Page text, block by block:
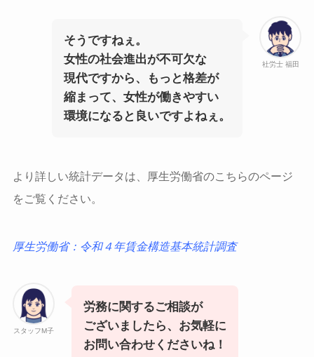
社労士 福田
そうですねぇ。
女性の社会進出が不可欠な
現代ですから、もっと格差が
縮まって、女性が働きやすい
環境になると良いですよねぇ。
より詳しい統計データは、厚生労働省のこちらのページ
をご覧ください。
厚生労働省：令和４年賃金構造基本統計調査
スタッフM子
労務に関するご相談が
ございましたら、お気軽に
お問い合わせくださいね！